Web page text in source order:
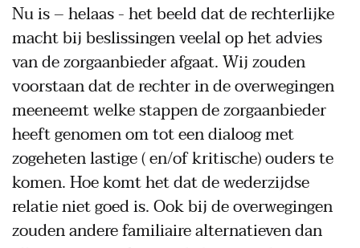
Nu is – helaas - het beeld dat de rechterlijke
macht bij beslissingen veelal op het advies
van de zorgaanbieder afgaat. Wij zouden
voorstaan dat de rechter in de overwegingen
meeneemt welke stappen de zorgaanbieder
heeft genomen om tot een dialoog met
zogeheten lastige ( en/of kritische) ouders te
komen. Hoe komt het dat de wederzijdse
relatie niet goed is. Ook bij de overwegingen
zouden andere familiaire alternatieven dan